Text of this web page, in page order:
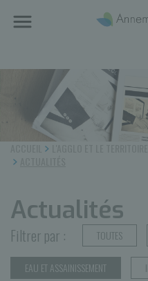
Actualités
Filtrer par : TOUTES
EAU ET ASSAINISSEMENT